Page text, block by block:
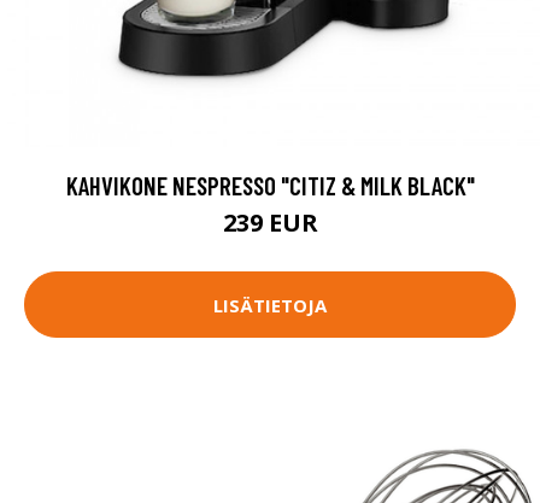
KAHVIKONE NESPRESSO "CITIZ & MILK BLACK"
239 EUR
LISÄTIETOJA